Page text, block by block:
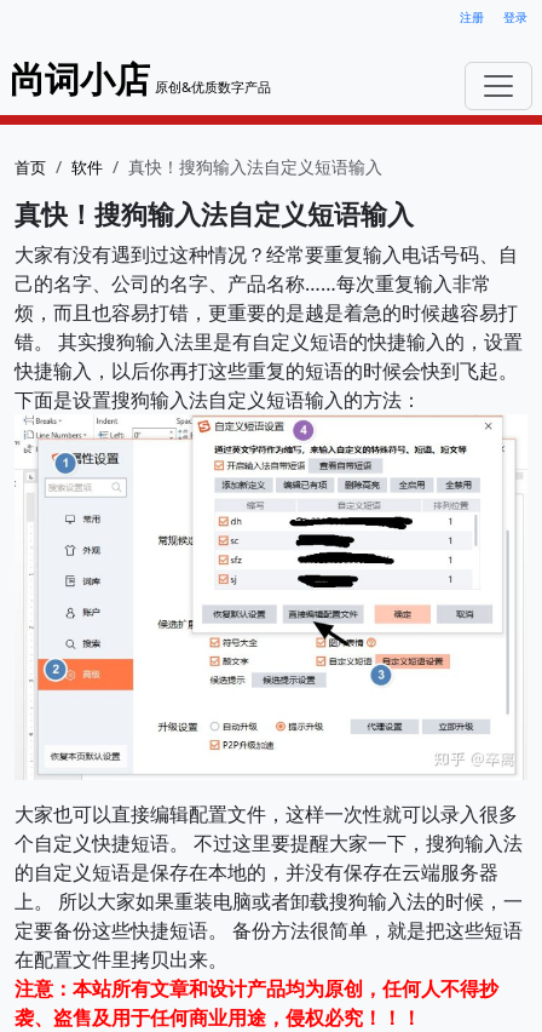
注册 登录
尚词小店 原创&优质数字产品
首页 软件 真快！搜狗输入法自定义短语输入
真快！搜狗输入法自定义短语输入
大家有没有遇到过这种情况？经常要重复输入电话号码、自
己的名字、公司的名字、产品名称……每次重复输入非常
烦，而且也容易打错，更重要的是越是着急的时候越容易打
错。 其实搜狗输入法里是有自定义短语的快捷输入的，设置
快捷输入，以后你再打这些重复的短语的时候会快到飞起。
下面是设置搜狗输入法自定义短语输入的方法：
大家也可以直接编辑配置文件，这样一次性就可以录入很多
个自定义快捷短语。 不过这里要提醒大家一下，搜狗输入法
的自定义短语是保存在本地的，并没有保存在云端服务器
上。 所以大家如果重装电脑或者卸载搜狗输入法的时候，一
定要备份这些快捷短语。 备份方法很简单，就是把这些短语
在配置文件里拷贝出来。
注意：本站所有文章和设计产品均为原创，任何人不得抄
袭、盗售及用于任何商业用途，侵权必究！！！